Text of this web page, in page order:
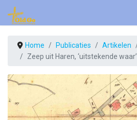
Home Publicaties Artikelen
Zeep uit Haren, ‘uitstekende waar’